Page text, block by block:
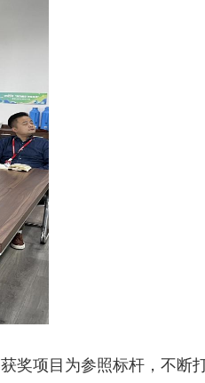
奖项目为参照标杆，不断